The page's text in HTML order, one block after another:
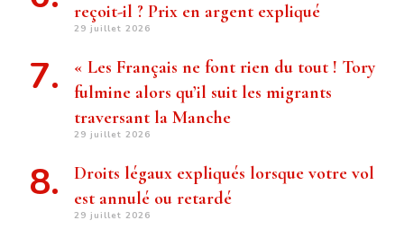
reçoit-il ? Prix ​​en argent expliqué
29 juillet 2026
« Les Français ne font rien du tout ! Tory
fulmine alors qu’il suit les migrants
traversant la Manche
29 juillet 2026
Droits légaux expliqués lorsque votre vol
est annulé ou retardé
29 juillet 2026